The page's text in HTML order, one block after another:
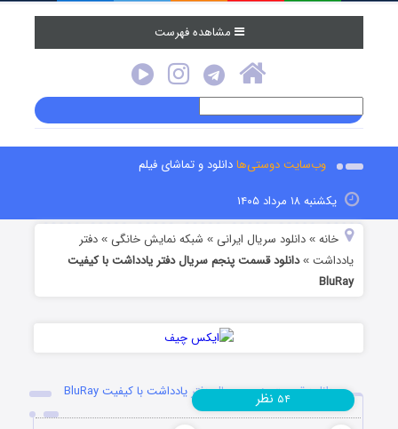
مشاهده فهرست
وب‌سایت دوستی‌هادانلود و تماشای فیلم
یکشنبه ۱۸ مرداد ۱۴۰۵
خانه »دانلود سریال ایرانی » شبکه نمایش خانگی »دفتر
یادداشت »دانلود قسمت پنجم سریال دفتر یادداشت با کیفیت
BluRay
دانلود قسمت پنجم سریال دفتر یادداشت با کیفیت BluRay
۵۴ نظر